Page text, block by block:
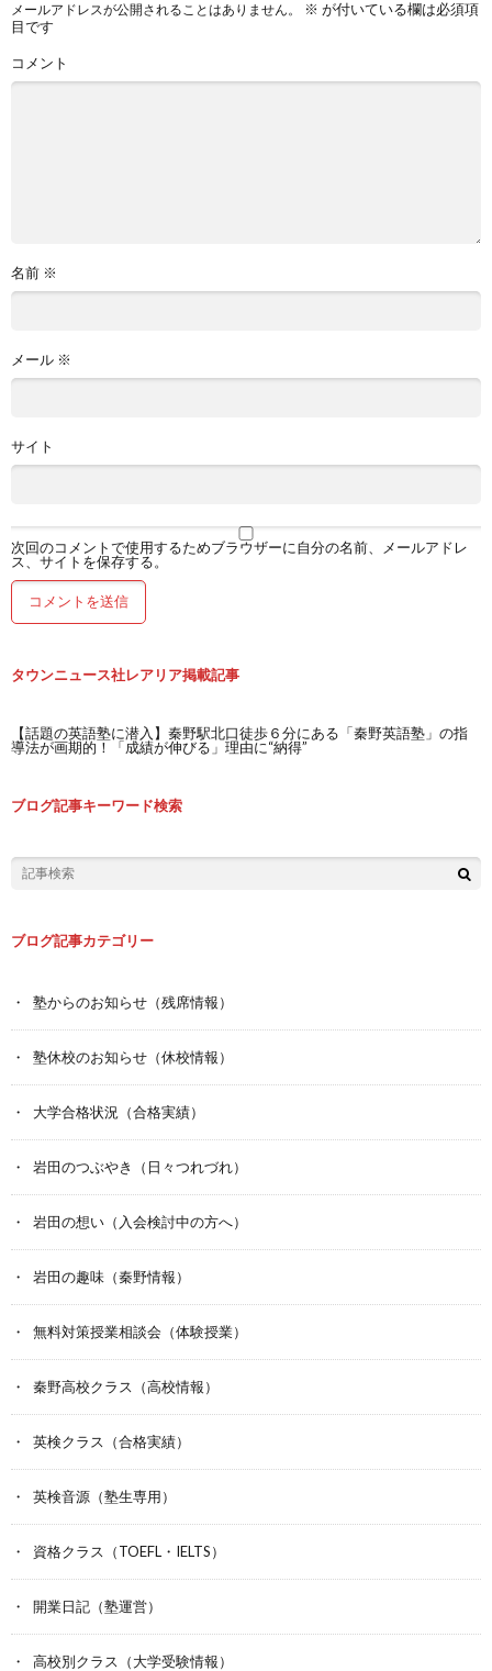
メールアドレスが公開されることはありません。 ※ が付いている欄は必須項
目です
コメント
名前 ※
メール ※
サイト
次回のコメントで使用するためブラウザーに自分の名前、メールアドレ
ス、サイトを保存する。
タウンニュース社レアリア掲載記事
【話題の英語塾に潜入】秦野駅北口徒歩６分にある「秦野英語塾」の指
導法が画期的！「成績が伸びる」理由に“納得”
ブログ記事キーワード検索
ブログ記事カテゴリー
塾からのお知らせ（残席情報）
塾休校のお知らせ（休校情報）
大学合格状況（合格実績）
岩田のつぶやき（日々つれづれ）
岩田の想い（入会検討中の方へ）
岩田の趣味（秦野情報）
無料対策授業相談会（体験授業）
秦野高校クラス（高校情報）
英検クラス（合格実績）
英検音源（塾生専用）
資格クラス（TOEFL・IELTS）
開業日記（塾運営）
高校別クラス（大学受験情報）